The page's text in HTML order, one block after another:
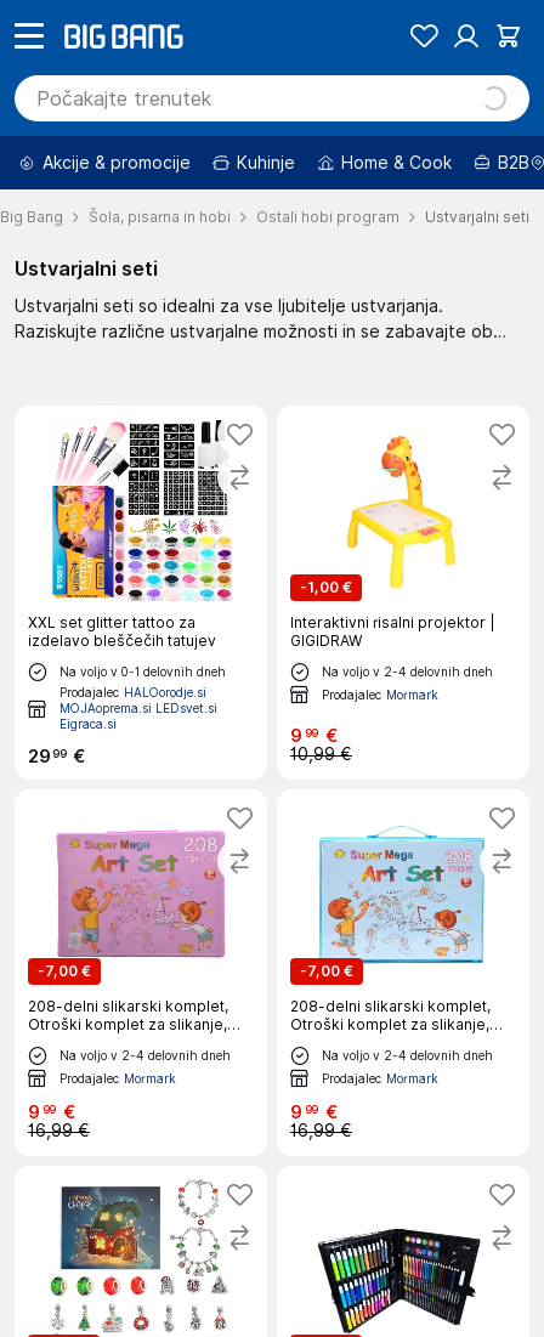
Akcije & promocije Kuhinje Home & Cook B2B
Big Bang Šola, pisarna in hobi Ostali hobi program Ustvarjalni seti
Ustvarjalni seti
Ustvarjalni seti so idealni za vse ljubitelje ustvarjanja.
Raziskujte različne ustvarjalne možnosti in se zabavajte ob
XXL set glitter tattoo za
izdelavo bleščečih tatujev
Na voljo v 0-1 delovnih dneh
Prodajalec HALOorodje.si
MOJAoprema.si LEDsvet.si
Eigraca.si
2999 €
-1,00 €
Interaktivni risalni projektor |
GIGIDRAW
Na voljo v 2-4 delovnih dneh
Prodajalec Mormark
9 99 €
10,99 €
-7,00 €
208-delni slikarski komplet,
Otroški komplet za slikanje,
Slikarski set za otroke, Set za
barvanje | ARTIMASTER roza
Na voljo v 2-4 delovnih dneh
Prodajalec Mormark
9 99 €
16,99 €
-7,00 €
208-delni slikarski komplet,
Otroški komplet za slikanje,
Slikarski set za otroke, Set za
barvanje | ARTIMASTER modra
Na voljo v 2-4 delovnih dneh
Prodajalec Mormark
9 99 €
16,99 €